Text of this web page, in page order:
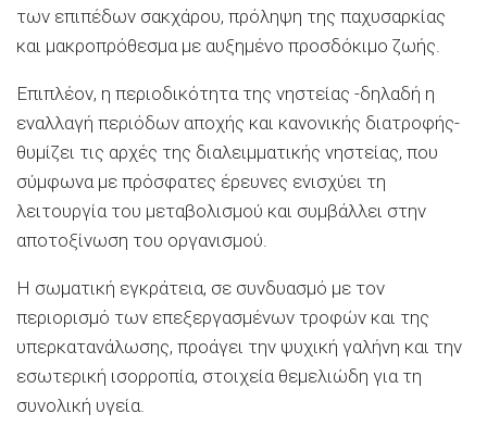
των επιπέδων σακχάρου, πρόληψη της παχυσαρκίας
και μακροπρόθεσμα με αυξημένο προσδόκιμο ζωής.
Επιπλέον, η περιοδικότητα της νηστείας -δηλαδή η
εναλλαγή περιόδων αποχής και κανονικής διατροφής-
θυμίζει τις αρχές της διαλειμματικής νηστείας, που
σύμφωνα με πρόσφατες έρευνες ενισχύει τη
λειτουργία του μεταβολισμού και συμβάλλει στην
αποτοξίνωση του οργανισμού.
Η σωματική εγκράτεια, σε συνδυασμό με τον
περιορισμό των επεξεργασμένων τροφών και της
υπερκατανάλωσης, προάγει την ψυχική γαλήνη και την
εσωτερική ισορροπία, στοιχεία θεμελιώδη για τη
συνολική υγεία.